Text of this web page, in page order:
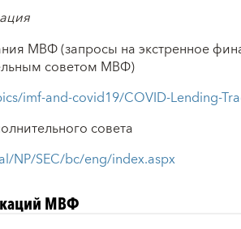
МВФ (запросы на экстренное
советом МВФ)
imf-and-covid19/COVID-Lending-
совета
NP/SEC/bc/eng/index.aspx
МВФ